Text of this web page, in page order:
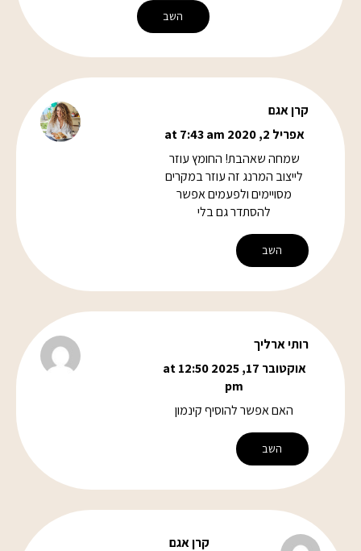
השב
קרן אגם
אפריל 2, 2020 at 7:43 am
שמחה שאהבת! החומץ עוזר
לייצוב המרנג זה עוזר במקרים
מסויימים ולפעמים אפשר
להסתדר גם בלי
השב
רותי ארליך
אוקטובר 17, 2025 at 12:50
pm
האם אפשר להוסיף קינמון
השב
קרן אגם